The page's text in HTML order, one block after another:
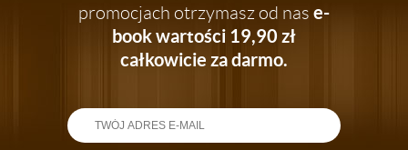
promocjach otrzymasz od nas e-
book wartości 19,90 zł
całkowicie za darmo.